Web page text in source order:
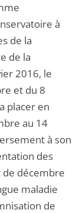
à
de la
de la
2016, le
et du 8
placer en
au 14
à son
des
de décembre
maladie
de